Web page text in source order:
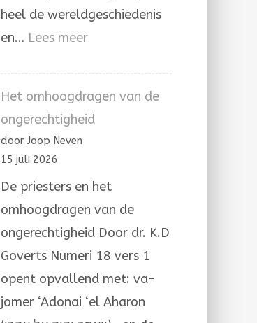
heel de wereldgeschiedenis
en… Lees meer:
hand
Het omhoogdragen van de
ongerechtigheid
door Joop Neven
15 juli 2026
De priesters en het
omhoogdragen van de
ongerechtigheid Door dr. K.D
Goverts Numeri 18 vers 1
opent opvallend met: va-
jomer ‘Adonai ‘el Aharon